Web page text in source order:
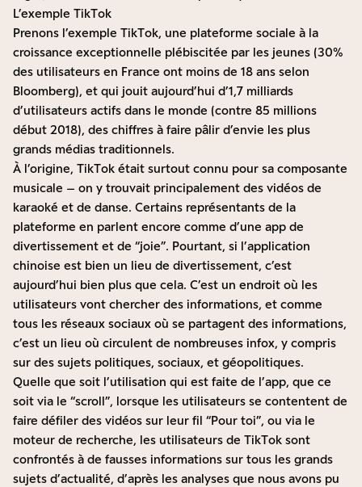
L’exemple TikTok
Prenons l’exemple TikTok, une plateforme sociale à la
croissance exceptionnelle plébiscitée par les jeunes (30%
des utilisateurs en France ont moins de 18 ans selon
Bloomberg), et qui jouit aujourd’hui d’1,7 milliards
d’utilisateurs actifs dans le monde (contre 85 millions
début 2018), des chiffres à faire pâlir d’envie les plus
grands médias traditionnels.
À l’origine, TikTok était surtout connu pour sa composante
musicale – on y trouvait principalement des vidéos de
karaoké et de danse. Certains représentants de la
plateforme en parlent encore comme d’une app de
divertissement et de “joie”. Pourtant, si l’application
chinoise est bien un lieu de divertissement, c’est
aujourd’hui bien plus que cela. C’est un endroit où les
utilisateurs vont chercher des informations, et comme
tous les réseaux sociaux où se partagent des informations,
c’est un lieu où circulent de nombreuses infox, y compris
sur des sujets politiques, sociaux, et géopolitiques.
Quelle que soit l’utilisation qui est faite de l’app, que ce
soit via le “scroll”, lorsque les utilisateurs se contentent de
faire défiler des vidéos sur leur fil “Pour toi”, ou via le
moteur de recherche, les utilisateurs de TikTok sont
confrontés à de fausses informations sur tous les grands
sujets d’actualité, d’après les analyses que nous avons pu